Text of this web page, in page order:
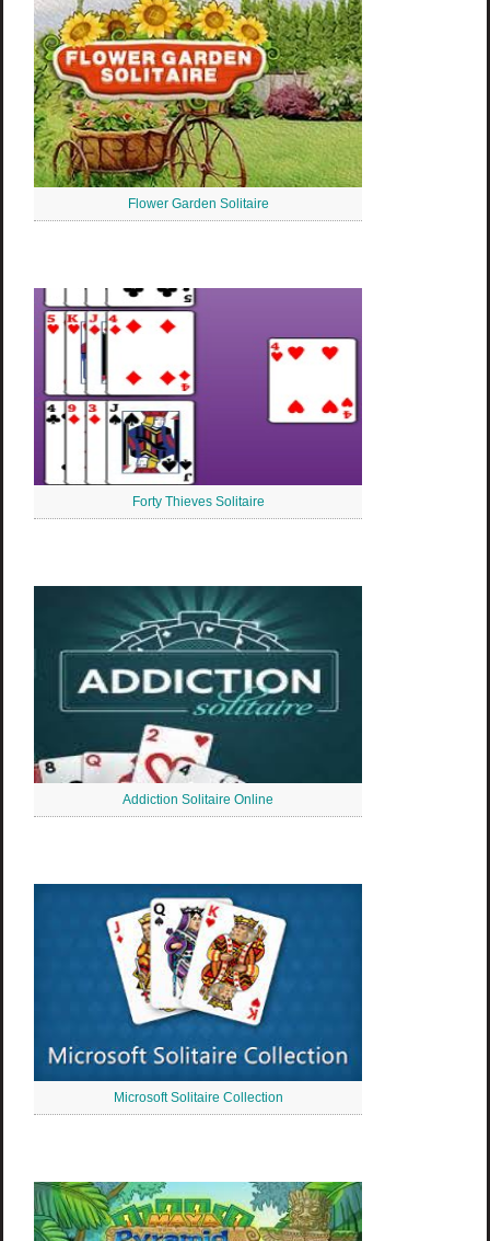
Flower Garden Solitaire
Forty Thieves Solitaire
Addiction Solitaire Online
Microsoft Solitaire Collection